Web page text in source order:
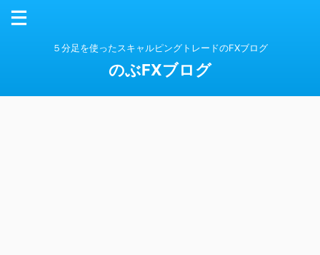
５分足を使ったスキャルピングトレードのFXブログ
のぶFXブログ